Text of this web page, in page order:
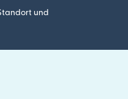
und